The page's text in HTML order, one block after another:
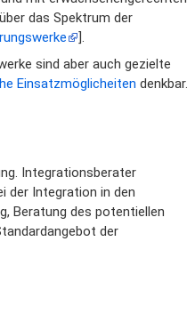
das Spektrum der
].
sind aber auch gezielte
Einsatzmöglicheiten denkbar.
Integrationsberater
der Integration in den
Beratung des potentiellen
der